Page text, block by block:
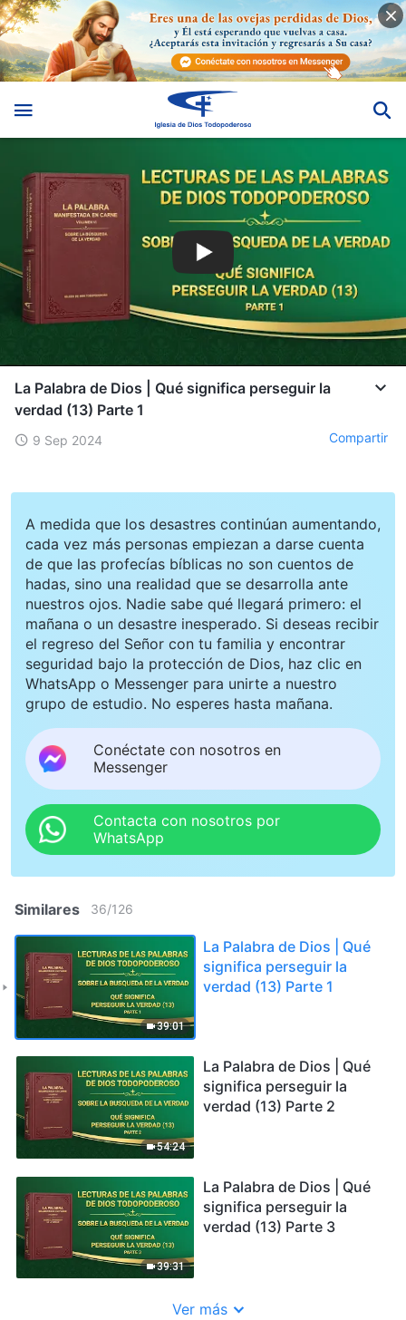
La Palabra de Dios | Qué significa perseguir la
verdad (13) Parte 1
9 Sep 2024 Compartir
A medida que los desastres continúan aumentando,
cada vez más personas empiezan a darse cuenta
de que las profecías bíblicas no son cuentos de
hadas, sino una realidad que se desarrolla ante
nuestros ojos. Nadie sabe qué llegará primero: el
mañana o un desastre inesperado. Si deseas recibir
el regreso del Señor con tu familia y encontrar
seguridad bajo la protección de Dios, haz clic en
WhatsApp o Messenger para unirte a nuestro
grupo de estudio. No esperes hasta mañana.
Conéctate con nosotros en
Messenger
Contacta con nosotros por
WhatsApp
Similares 36/126
39:01
La Palabra de Dios | Qué
significa perseguir la
verdad (13) Parte 1
54:24
La Palabra de Dios | Qué
significa perseguir la
verdad (13) Parte 2
39:31
La Palabra de Dios | Qué
significa perseguir la
verdad (13) Parte 3
Ver más